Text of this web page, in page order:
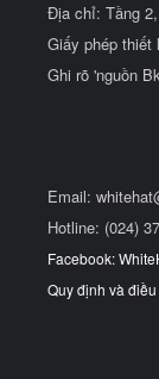
Địa chỉ: Tầng
Giấy phép thiết
Ghi rõ 'nguồn
Email:
Hotline: (024)
Facebook:
Quy định và